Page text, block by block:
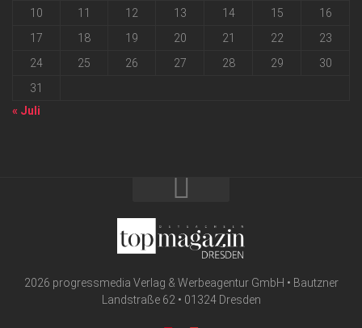
10
11 12 13 14 15
16
17
18 19 20 21 22
23
24
25 26 27 28 29
30
31
« Juli
2026 progressmedia Verlag & Werbeagentur GmbH • Bautzner
Landstraße 62 • 01324 Dresden